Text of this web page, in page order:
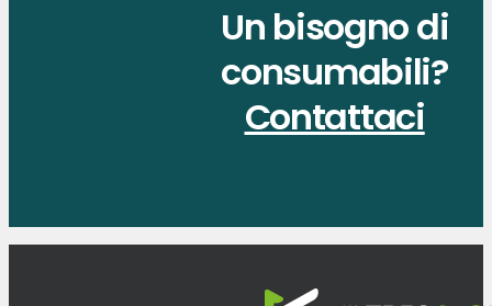
Un bisogno di
consumabili?
Contattaci